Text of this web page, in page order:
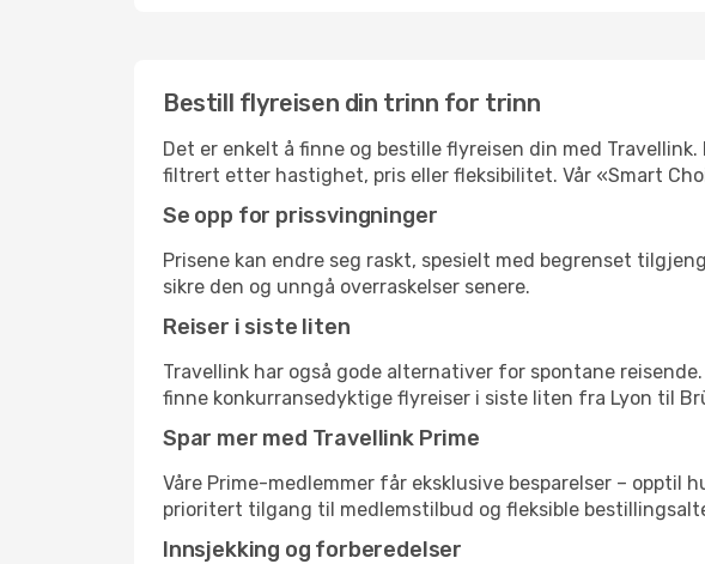
Bestill flyreisen din trinn for trinn
Det er enkelt å finne og bestille flyreisen din med
filtrert etter hastighet, pris eller fleksibilitet. Vår «Smart
Se opp for prissvingninger
Prisene kan endre seg raskt, spesielt med begrenset
sikre den og unngå overraskelser senere.
Reiser i siste liten
Travellink har også gode alternativer for spontane
finne konkurransedyktige flyreiser i siste liten fra Lyon til
Spar mer med Travellink Prime
Våre Prime-medlemmer får eksklusive besparelser – opptil
prioritert tilgang til medlemstilbud og fleksible
Innsjekking og forberedelser